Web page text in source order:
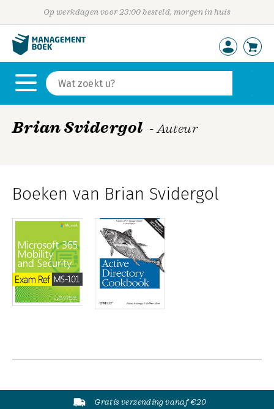
Op werkdagen voor 23:00 besteld, morgen in huis
Brian Svidergol - Auteur
Boeken van Brian Svidergol
Gratis verzending vanaf €20